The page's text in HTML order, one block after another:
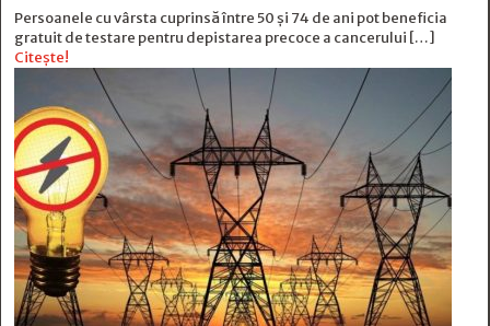
Persoanele cu vârsta cuprinsă între 50 și 74 de ani pot beneficia
gratuit de testare pentru depistarea precoce a cancerului […]
Citește!